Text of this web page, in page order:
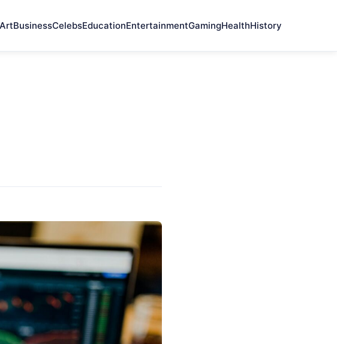
ArtBusinessCelebsEducationEntertainmentGamingHealthHistory